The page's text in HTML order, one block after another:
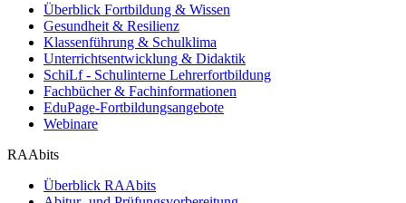
Überblick Fortbildung & Wissen
Gesundheit & Resilienz
Klassenführung & Schulklima
Unterrichtsentwicklung & Didaktik
SchiLf - Schulinterne Lehrerfortbildung
Fachbücher & Fachinformationen
EduPage-Fortbildungsangebote
Webinare
RAAbits
Überblick RAAbits